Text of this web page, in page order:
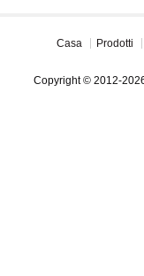
Casa Prodotti
Copyright © 2012-